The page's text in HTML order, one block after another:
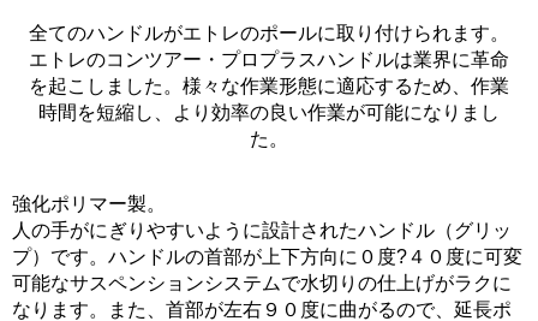
全てのハンドルがエトレのポールに取り付けられます。
エトレのコンツアー・プロプラスハンドルは業界に革命
を起こしました。様々な作業形態に適応するため、作業
時間を短縮し、より効率の良い作業が可能になりまし
た。
強化ポリマー製。
人の手がにぎりやすいように設計されたハンドル（グリッ
プ）です。ハンドルの首部が上下方向に０度?４０度に可変
可能なサスペンションシステムで水切りの仕上げがラクに
なります。また、首部が左右９０度に曲がるので、延長ポ